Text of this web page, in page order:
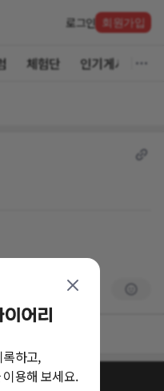
로그인 회원가입
체험단 인기게시글
하고,
용해 보세요.